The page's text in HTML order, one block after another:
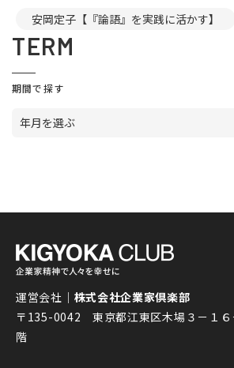
安岡定子【『論語』を実践に活かす】
TERM
期間で探す
年月を選ぶ
運営会社｜ 株式会社企業家倶楽部
〒135-0042 東京都江東区木場３－１６
階